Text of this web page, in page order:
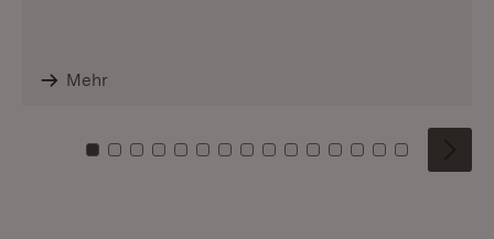
Mehr
Zu Kachel: 0
Zu Kachel: 1
Zu Kachel: 2
Zu Kachel: 3
Zu Kachel: 4
Zu Kachel: 5
Zu Kachel: 6
Zu Kachel: 7
Zu Kachel: 8
Zu Kachel: 9
Zu Kachel: 10
Zu Kachel: 11
Zu Kachel: 12
Zu Kachel:
Zu